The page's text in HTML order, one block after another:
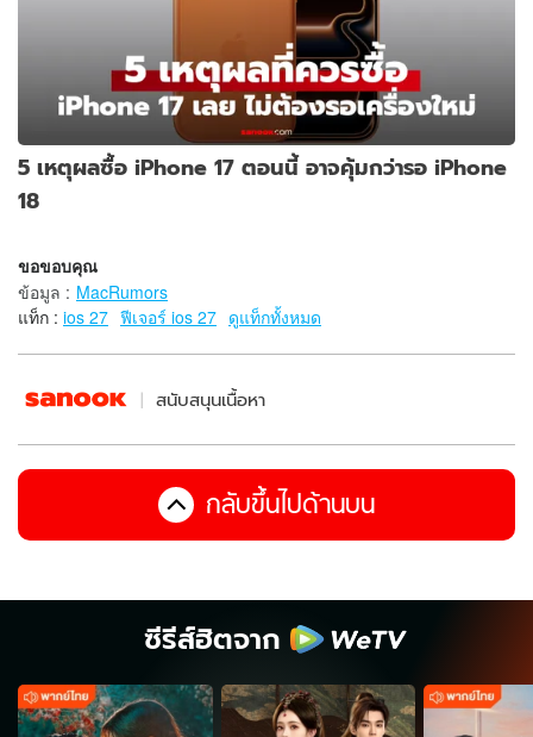
5 เหตุผลซื้อ iPhone 17 ตอนนี้ อาจคุ้มกว่ารอ iPhone
18
ขอขอบคุณ
ข้อมูล : MacRumors
แท็ก : ios 27 ฟีเจอร์ ios 27 ดูแท็กทั้งหมด
สนับสนุนเนื้อหา
กลับขึ้นไปด้านบน
ซีรีส์ฮิตจาก